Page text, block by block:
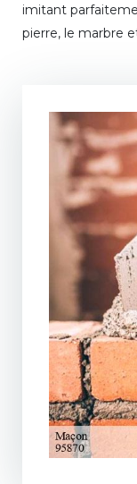
imitant
pierre, le marbre